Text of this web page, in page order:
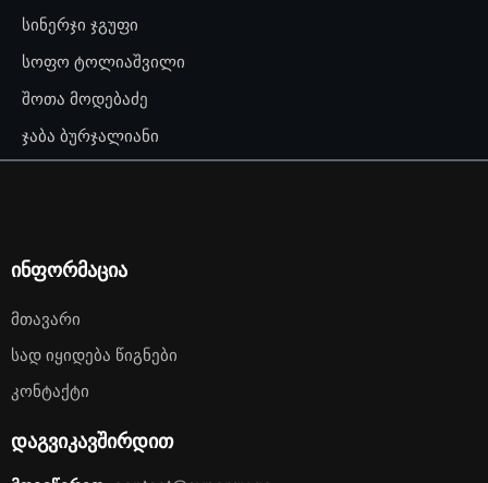
სინერჯი ჯგუფი
სოფო ტოლიაშვილი
შოთა მოდებაძე
ჯაბა ბურჯალიანი
ინფორმაცია
Მთავარი
Სად Იყიდება Წიგნები
Კონტაქტი
დაგვიკავშირდით